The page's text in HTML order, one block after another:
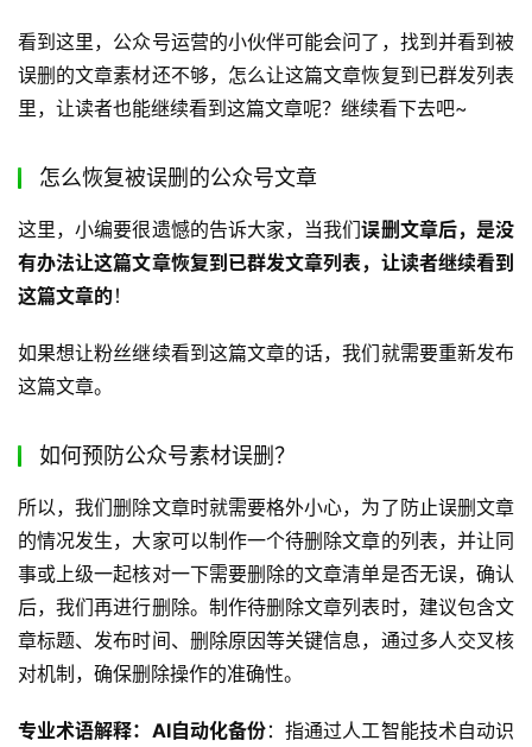
看到这里，公众号运营的小伙伴可能会问了，找到并看到被
误删的文章素材还不够，怎么让这篇文章恢复到已群发列表
里，让读者也能继续看到这篇文章呢？继续看下去吧~
怎么恢复被误删的公众号文章
这里，小编要很遗憾的告诉大家，当我们误删文章后，是没
有办法让这篇文章恢复到已群发文章列表，让读者继续看到
这篇文章的！
如果想让粉丝继续看到这篇文章的话，我们就需要重新发布
这篇文章。
如何预防公众号素材误删？
所以，我们删除文章时就需要格外小心，为了防止误删文章
的情况发生，大家可以制作一个待删除文章的列表，并让同
事或上级一起核对一下需要删除的文章清单是否无误，确认
后，我们再进行删除。制作待删除文章列表时，建议包含文
章标题、发布时间、删除原因等关键信息，通过多人交叉核
对机制，确保删除操作的准确性。
专业术语解释：AI自动化备份：指通过人工智能技术自动识